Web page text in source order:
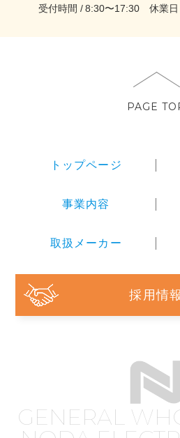
受付時間 8:30〜17:30 休業日
PAGE
トップページ
事業内容
取扱メーカー
採用情報
GENERAL